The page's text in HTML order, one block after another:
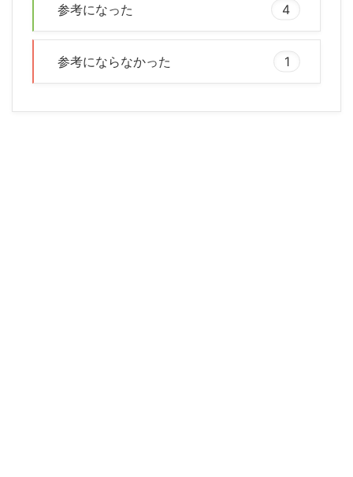
参考になった 4
参考にならなかった 1